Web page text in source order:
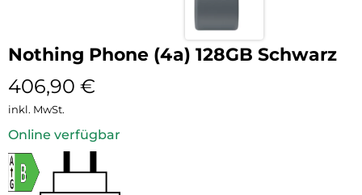
Nothing Phone (4a) 128GB Schwarz
406,90 €
inkl. MwSt.
Online verfügbar